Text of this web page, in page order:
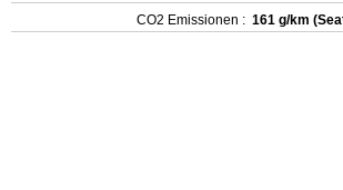
CO2 Emissionen : 161 g/km